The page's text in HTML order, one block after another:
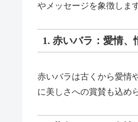
やメッセージを象徴します
1. 赤いバラ：愛情、
赤いバラは古くから愛情
に美しさへの賞賛も込め